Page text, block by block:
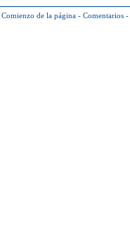
Comienzo de la página - Comentarios -